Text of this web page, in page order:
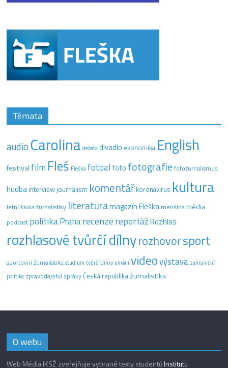
Témata
audio Carolina debata divadlo ekonomika English
festival film Fleš Fleška fotbal foto fotografie fotožurnalismus
hudba interview journalism komentář koronavirus kultura
letní škola žurnalistiky literaturamagazín Fleška menšinamédia
podcast politikaPraharecenzereportážRozhlas
rozhlasové tvůrčí dílnyrozhovorsport
sportovní žurnalistika studium tvůrčí dílny uměnívideovýstava zahraniční
politika zpravodajstvízprávyČeská republikažurnalistika
O webu
Web Média IKSŽ zveřejňuje vybrané texty studentůInstitutu